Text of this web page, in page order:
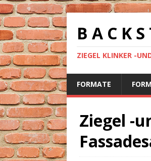
B A C K
ZIEGEL KLINKER -
FORMATE
Ziegel -